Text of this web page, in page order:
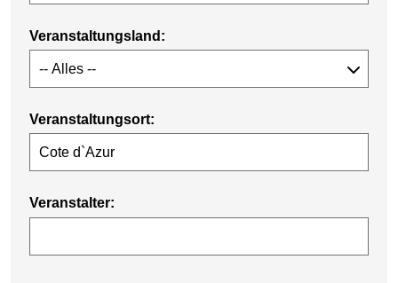
Veranstaltungsland:
Veranstaltungsort:
Veranstalter: